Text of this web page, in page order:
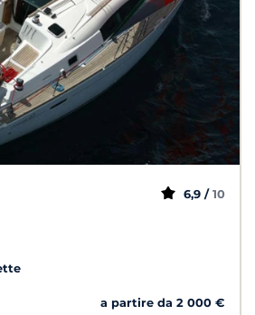
6,9 / 10
a partire da 2 000 €